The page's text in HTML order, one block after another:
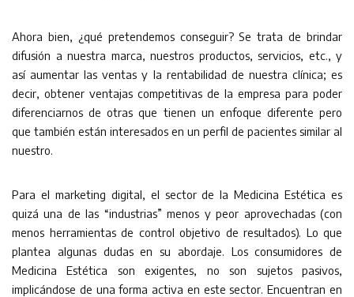
Ahora bien, ¿qué pretendemos conseguir? Se trata de brindar
difusión a nuestra marca, nuestros productos, servicios, etc., y
así aumentar las ventas y la rentabilidad de nuestra clínica; es
decir, obtener ventajas competitivas de la empresa para poder
diferenciarnos de otras que tienen un enfoque diferente pero
que también están interesados en un perfil de pacientes similar al
nuestro.
Para el marketing digital, el sector de la Medicina Estética es
quizá una de las “industrias” menos y peor aprovechadas (con
menos herramientas de control objetivo de resultados). Lo que
plantea algunas dudas en su abordaje. Los consumidores de
Medicina Estética son exigentes, no son sujetos pasivos,
implicándose de una forma activa en este sector. Encuentran en